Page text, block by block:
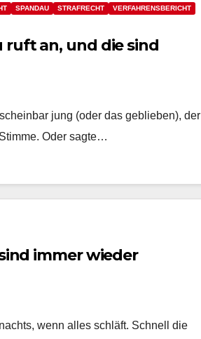
SPANDAU STRAFRECHT
VERFAHRENSBERICHT
ruft an, und die sind
jung (oder das geblieben), der
Oder sagte…
immer wieder
wenn alles schläft. Schnell die